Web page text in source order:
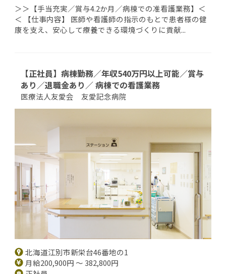
＞＞【手当充実／賞与4.2か月／病棟での准看護業務】＜
＜ 【仕事内容】 医師や看護師の指示のもとで患者様の健
康を支え、安心して療養できる環境づくりに貢献...
【正社員】病棟勤務／年収540万円以上可能／賞与
あり／退職金あり／ 病棟での看護業務
医療法人友愛会 友愛記念病院
北海道江別市新栄台46番地の1
月給200,900円 ～ 382,800円